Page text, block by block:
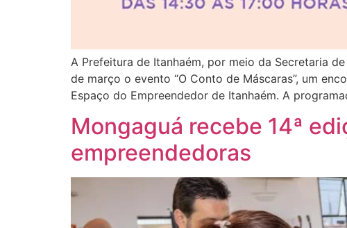
A Prefeitura de Itanhaém, por meio da Secretaria
de março o evento “O Conto de Máscaras”, um
Espaço do Empreendedor de Itanhaém. A
Mongaguá recebe 14ª
empreendedoras